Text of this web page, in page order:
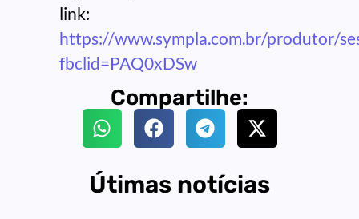
link:
https://www.sympla.com.br/produtor/
fbclid=PAQ0xDSw
Compartilhe:
Útimas notícias